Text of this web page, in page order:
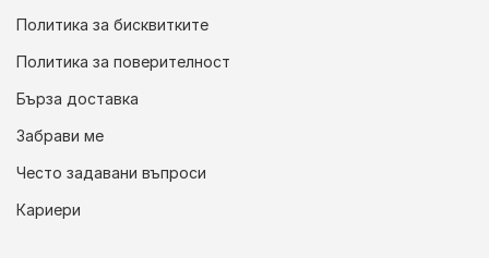
Политика за бисквитките
Политика за поверителност
Бърза доставка
Забрави ме
Често задавани въпроси
Кариери